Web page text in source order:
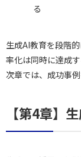
る
生成AI教育を段階
率化は同時に達成
次章では、成功事
【第4章】